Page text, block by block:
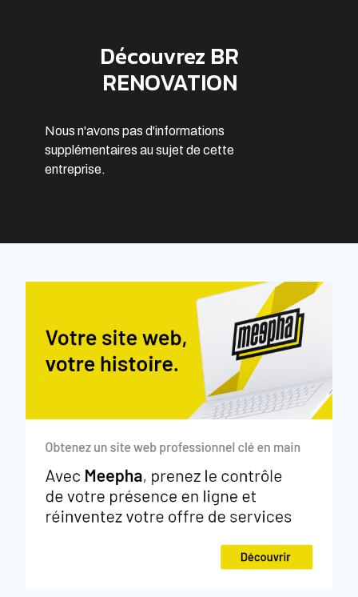
Découvrez BR
RENOVATION
Nous n'avons pas d'informations
supplémentaires au sujet de cette
entreprise.